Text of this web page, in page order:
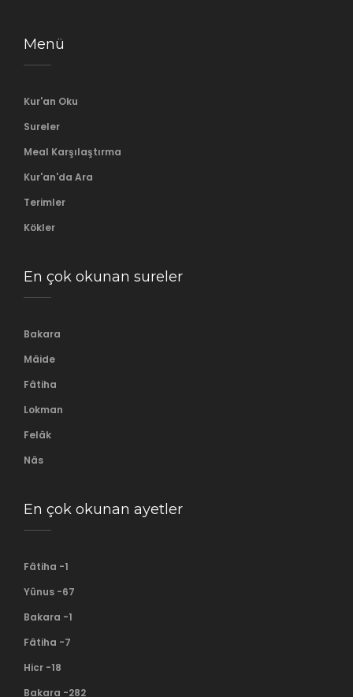
Menü
Kur'an Oku
Sureler
Meal Karşılaştırma
Kur'an'da Ara
Terimler
Kökler
En çok okunan sureler
Bakara
Mâide
Fâtiha
Lokman
Felâk
Nâs
En çok okunan ayetler
Fâtiha -1
Yûnus -67
Bakara -1
Fâtiha -7
Hicr -18
Bakara -282